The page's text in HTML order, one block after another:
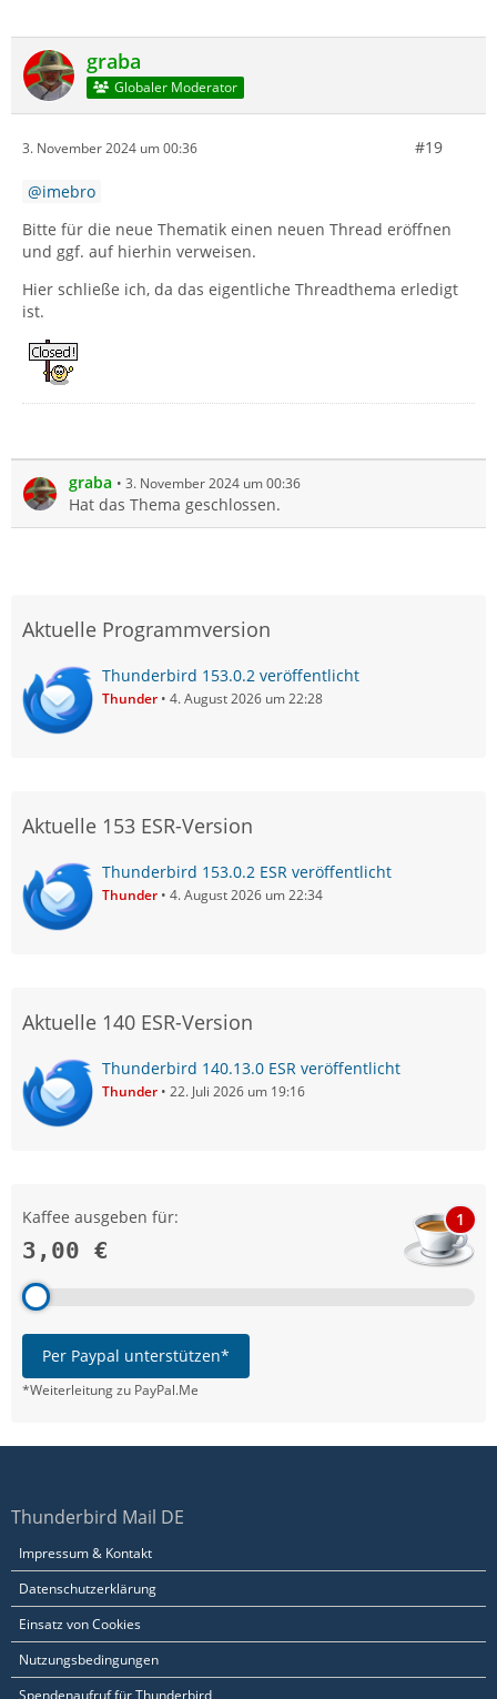
graba
Globaler Moderator
3. November 2024 um 00:36 #19
imebro
Bitte für die neue Thematik einen neuen Thread eröffnen
und ggf. auf hierhin verweisen.
Hier schließe ich, da das eigentliche Threadthema erledigt
ist.
graba 3. November 2024 um 00:36
Hat das Thema geschlossen.
Aktuelle Programmversion
Thunderbird 153.0.2 veröffentlicht
Thunder 4. August 2026 um 22:28
Aktuelle 153 ESR-Version
Thunderbird 153.0.2 ESR veröffentlicht
Thunder 4. August 2026 um 22:34
Aktuelle 140 ESR-Version
Thunderbird 140.13.0 ESR veröffentlicht
Thunder 22. Juli 2026 um 19:16
Kaffee ausgeben für:
3,00 €
1
Per Paypal unterstützen*
*Weiterleitung zu PayPal.Me
Thunderbird Mail DE
Impressum & Kontakt
Datenschutzerklärung
Einsatz von Cookies
Nutzungsbedingungen
Spendenaufruf für Thunderbird